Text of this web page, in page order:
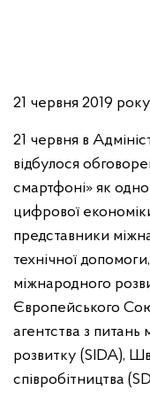
21 червня 2019
21 червня в
відбулося
смартфоні» як
цифрової
представники
технічної
міжнародного
Європейського
агентства з питань
розвитку (SIDA),
співробітництва